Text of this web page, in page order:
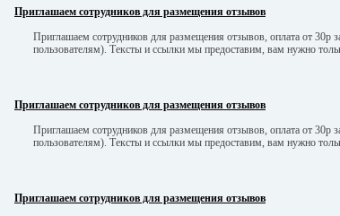
Приглашаем сотрудников для размещения отзывов
Приглашаем сотрудников для размещения отзывов, оплата от 30р
пользователям). Тексты и ссылки мы предоставим, вам нужно
Приглашаем сотрудников для размещения отзывов
Приглашаем сотрудников для размещения отзывов, оплата от 30р
пользователям). Тексты и ссылки мы предоставим, вам нужно
Приглашаем сотрудников для размещения отзывов